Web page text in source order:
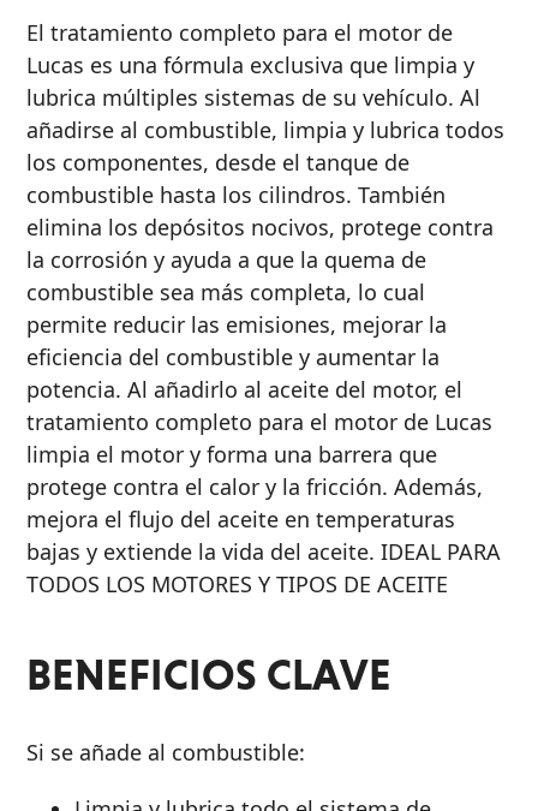
PRODUCTOS MARINOS
MOTOCICLETAS
AUTOS DE CARRERAS
VER TODOS LOS
PRODUCTOS
de 2
Tiempos
Aditivos
de
Aceite
para
Motor
Tratamientos
para
Combustible
Grasa
Transmisión
El tratamiento completo para el motor de
Lucas es una fórmula exclusiva que limpia y
lubrica múltiples sistemas de su vehículo. Al
añadirse al combustible, limpia y lubrica todos
los componentes, desde el tanque de
combustible hasta los cilindros. También
elimina los depósitos nocivos, protege contra
la corrosión y ayuda a que la quema de
combustible sea más completa, lo cual
permite reducir las emisiones, mejorar la
eficiencia del combustible y aumentar la
potencia. Al añadirlo al aceite del motor, el
tratamiento completo para el motor de Lucas
limpia el motor y forma una barrera que
protege contra el calor y la fricción. Además,
mejora el flujo del aceite en temperaturas
bajas y extiende la vida del aceite. IDEAL PARA
TODOS LOS MOTORES Y TIPOS DE ACEITE
BENEFICIOS CLAVE
Si se añade al combustible: